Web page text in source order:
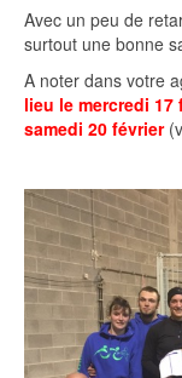
Avec un peu de
surtout une bonne
A noter dans votre
lieu le mercredi 17
samedi 20 février